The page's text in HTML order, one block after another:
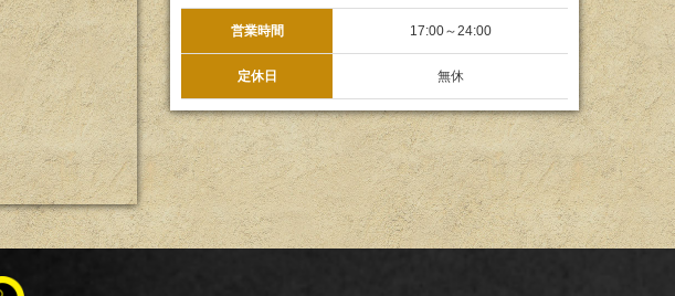
営業時間 17:00～24:00
定休日 無休